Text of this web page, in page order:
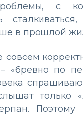
с
в прошлой
совсем
«бревно по
только
Поэтому